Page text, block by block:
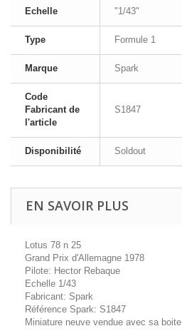
Echelle "1/43"
Type Formule 1
Marque Spark
Code
Fabricant de
l'article
S1847
Disponibilité Soldout
EN SAVOIR PLUS
Lotus 78 n 25
Grand Prix d'Allemagne 1978
Pilote: Hector Rebaque
Echelle 1/43
Fabricant: Spark
Référence Spark: S1847
Miniature neuve vendue avec sa boite